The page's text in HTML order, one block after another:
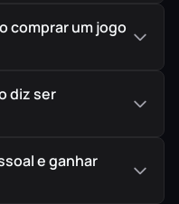
linha do tempo de
antigo campo de
almas que vivem ali
outros acessórios
rumo ao
comprar um jogo
diz ser
e ganhar